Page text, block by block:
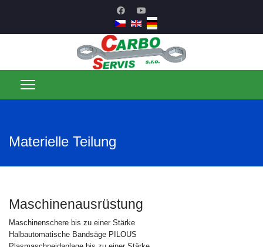
Materielle Teilung
Maschinenausrüstung
Maschinenschere bis zu einer Stärke
Halbautomatische Bandsäge PILOUS